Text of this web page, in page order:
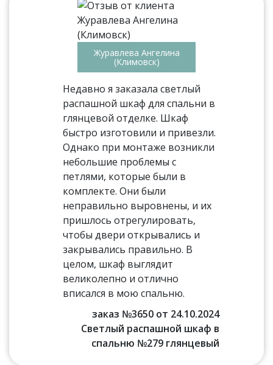
Журавлева Ангелина
(Климовск)
Недавно я заказала светлый
распашной шкаф для спальни в
глянцевой отделке. Шкаф
быстро изготовили и привезли.
Однако при монтаже возникли
небольшие проблемы с
петлями, которые были в
комплекте. Они были
неправильно выровнены, и их
пришлось отрегулировать,
чтобы двери открывались и
закрывались правильно. В
целом, шкаф выглядит
великолепно и отлично
вписался в мою спальню.
заказ №3650 от 24.10.2024
Светлый распашной шкаф в
спальню №279 глянцевый